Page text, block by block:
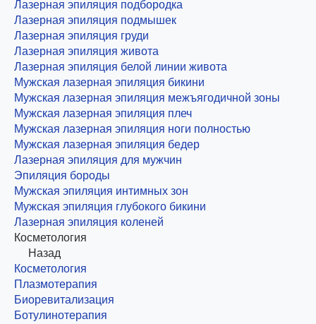
Лазерная эпиляция подбородка
Лазерная эпиляция подмышек
Лазерная эпиляция груди
Лазерная эпиляция живота
Лазерная эпиляция белой линии живота
Мужская лазерная эпиляция бикини
Мужская лазерная эпиляция межъягодичной зоны
Мужская лазерная эпиляция плеч
Мужская лазерная эпиляция ноги полностью
Мужская лазерная эпиляция бедер
Лазерная эпиляция для мужчин
Эпиляция бороды
Мужская эпиляция интимных зон
Мужская эпиляция глубокого бикини
Лазерная эпиляция коленей
Косметология
Назад
Косметология
Плазмотерапия
Биоревитализация
Ботулинотерапия